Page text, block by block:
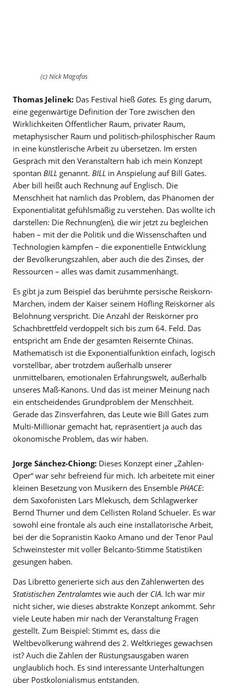
(c) Nick Magafas
Thomas Jelinek: Das Festival hieß Gates. Es ging darum,
eine gegenwärtige Definition der Tore zwischen den
Wirklichkeiten Öffentlicher Raum, privater Raum,
metaphysischer Raum und politisch-philosphischer Raum
in eine künstlerische Arbeit zu übersetzen. Im ersten
Gespräch mit den Veranstaltern hab ich mein Konzept
spontan BILL genannt. BILL in Anspielung auf Bill Gates.
Aber bill heißt auch Rechnung auf Englisch. Die
Menschheit hat nämlich das Problem, das Phänomen der
Exponentialität gefühlsmäßig zu verstehen. Das wollte ich
darstellen: Die Rechnung(en), die wir jetzt zu begleichen
haben – mit der die Politik und die Wissenschaften und
Technologien kämpfen – die exponentielle Entwicklung
der Bevölkerungszahlen, aber auch die des Zinses, der
Ressourcen – alles was damit zusammenhängt.
Es gibt ja zum Beispiel das berühmte persische Reiskorn-
Märchen, indem der Kaiser seinem Höfling Reiskörner als
Belohnung verspricht. Die Anzahl der Reiskörner pro
Schachbrettfeld verdoppelt sich bis zum 64. Feld. Das
entspricht am Ende der gesamten Reisernte Chinas.
Mathematisch ist die Exponentialfunktion einfach, logisch
vorstellbar, aber trotzdem außerhalb unserer
unmittelbaren, emotionalen Erfahrungswelt, außerhalb
unseres Maß-Kanons. Und das ist meiner Meinung nach
ein entscheidendes Grundproblem der Menschheit.
Gerade das Zinsverfahren, das Leute wie Bill Gates zum
Multi-Millionär gemacht hat, repräsentiert ja auch das
ökonomische Problem, das wir haben.
Jorge Sánchez-Chiong: Dieses Konzept einer „Zahlen-
Oper“ war sehr befreiend für mich. Ich arbeitete mit einer
kleinen Besetzung von Musikern des Ensemble PHACE:
dem Saxofonisten Lars Mlekusch, dem Schlagwerker
Bernd Thurner und dem Cellisten Roland Schueler. Es war
sowohl eine frontale als auch eine installatorische Arbeit,
bei der die Sopranistin Kaoko Amano und der Tenor Paul
Schweinstester mit voller Belcanto-Stimme Statistiken
gesungen haben.
Das Libretto generierte sich aus den Zahlenwerten des
Statistischen Zentralamtes wie auch der CIA. Ich war mir
nicht sicher, wie dieses abstrakte Konzept ankommt. Sehr
viele Leute haben mir nach der Veranstaltung Fragen
gestellt. Zum Beispiel: Stimmt es, dass die
Weltbevölkerung während des 2. Weltkrieges gewachsen
ist? Auch die Zahlen der Rüstungsausgaben waren
unglaublich hoch. Es sind interessante Unterhaltungen
über Postkolonialismus entstanden.